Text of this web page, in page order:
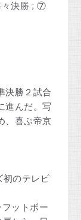
々決勝 ; ⑦
決勝２試合
進んだ。写
、喜ぶ帝京
初のテレビ
ットボー